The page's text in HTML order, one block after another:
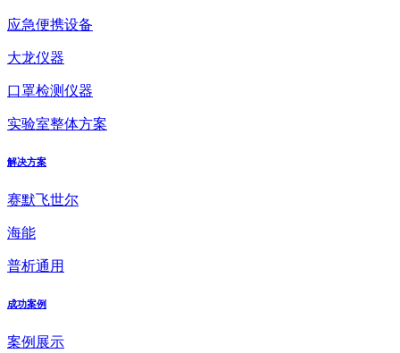
应急便携设备
大龙仪器
口罩检测仪器
实验室整体方案
解决方案
赛默飞世尔
海能
普析通用
成功案例
案例展示